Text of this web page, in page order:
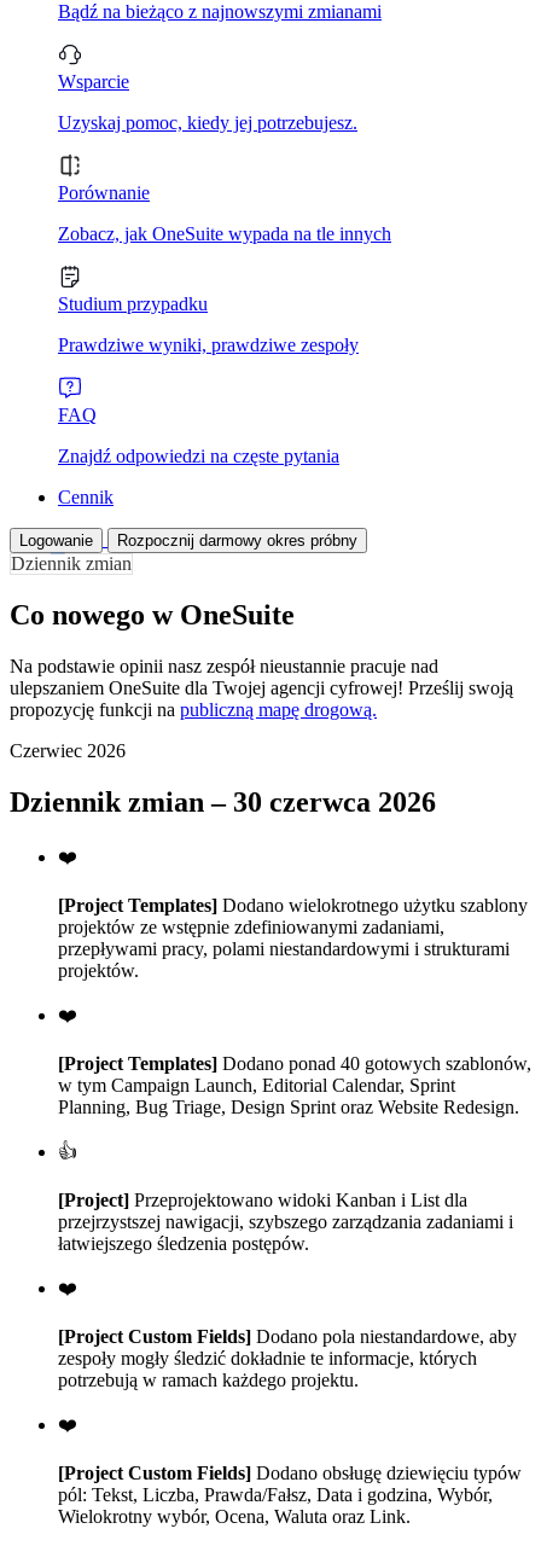
Bądź na bieżąco z najnowszymi zmianami
Wsparcie
Uzyskaj pomoc, kiedy jej potrzebujesz.
Porównanie
Zobacz, jak OneSuite wypada na tle innych
Studium przypadku
Prawdziwe wyniki, prawdziwe zespoły
FAQ
Znajdź odpowiedzi na częste pytania
Cennik
Logowanie Rozpocznij darmowy okres próbny
Dziennik zmian
Co nowego w OneSuite
Na podstawie opinii nasz zespół nieustannie pracuje nad
ulepszaniem OneSuite dla Twojej agencji cyfrowej! Prześlij swoją
propozycję funkcji na publiczną mapę drogową.
Czerwiec 2026
Dziennik zmian – 30 czerwca 2026
❤️
[Project Templates] Dodano wielokrotnego użytku szablony
projektów ze wstępnie zdefiniowanymi zadaniami,
przepływami pracy, polami niestandardowymi i strukturami
projektów.
❤️
[Project Templates] Dodano ponad 40 gotowych szablonów,
w tym Campaign Launch, Editorial Calendar, Sprint
Planning, Bug Triage, Design Sprint oraz Website Redesign.
👍
[Project] Przeprojektowano widoki Kanban i List dla
przejrzystszej nawigacji, szybszego zarządzania zadaniami i
łatwiejszego śledzenia postępów.
❤️
[Project Custom Fields] Dodano pola niestandardowe, aby
zespoły mogły śledzić dokładnie te informacje, których
potrzebują w ramach każdego projektu.
❤️
[Project Custom Fields] Dodano obsługę dziewięciu typów
pól: Tekst, Liczba, Prawda/Fałsz, Data i godzina, Wybór,
Wielokrotny wybór, Ocena, Waluta oraz Link.